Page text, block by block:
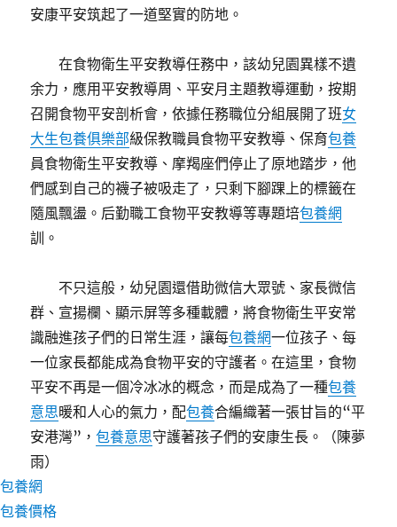
安康平安筑起了一道堅實的防地。
在食物衛生平安教導任務中，該幼兒園異樣不遺
余力，應用平安教導周、平安月主題教導運動，按期
召開食物平安剖析會，依據任務職位分組展開了班女
大生包養俱樂部級保教職員食物平安教導、保育包養
員食物衛生平安教導、摩羯座們停止了原地踏步，他
們感到自己的襪子被吸走了，只剩下腳踝上的標籤在
隨風飄盪。后勤職工食物平安教導等專題培包養網
訓。
不只這般，幼兒園還借助微信大眾號、家長微信
群、宣揚欄、顯示屏等多種載體，將食物衛生平安常
識融進孩子們的日常生涯，讓每包養網一位孩子、每
一位家長都能成為食物平安的守護者。在這里，食物
平安不再是一個冷冰冰的概念，而是成為了一種包養
意思暖和人心的氣力，配包養合編織著一張甘旨的“平
安港灣”，包養意思守護著孩子們的安康生長。（陳夢
雨）
包養網
包養價格